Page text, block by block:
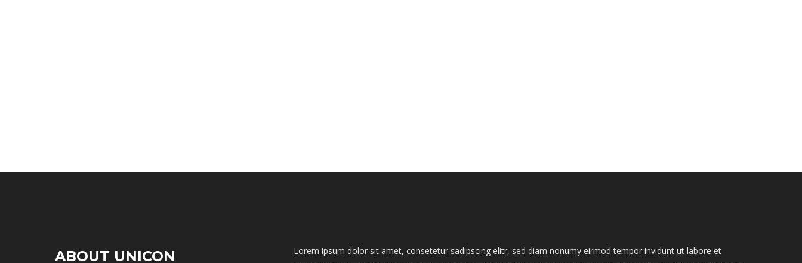
ABOUT UNICON
Lorem ipsum dolor sit amet, consetetur sadipscing elitr, sed diam nonumy eirmod tempor invidunt ut labore et